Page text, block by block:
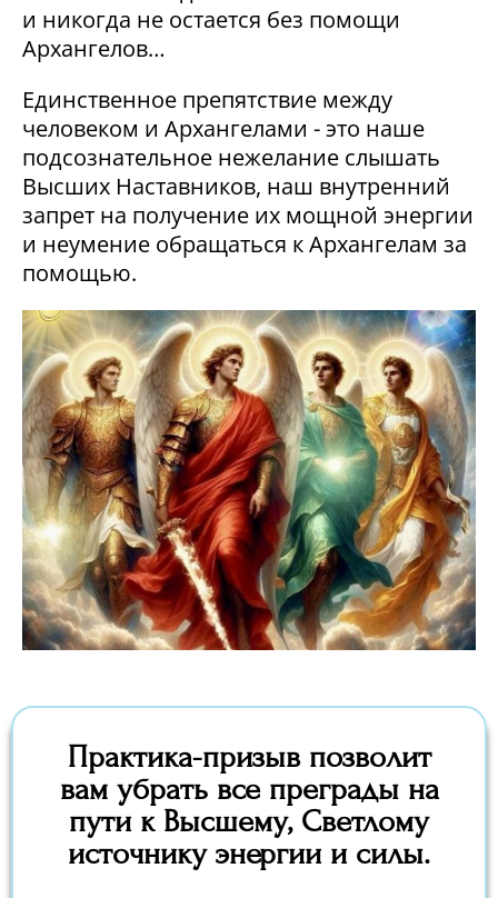
и никогда не остается без помощи
Архангелов…
Единственное препятствие между
человеком и Архангелами - это наше
подсознательное нежелание слышать
Высших Наставников, наш внутренний
запрет на получение их мощной энергии
и неумение обращаться к Архангелам за
помощью.
Практика-призыв позволит
вам убрать все преграды на
пути к Высшему, Светлому
источнику энергии и силы.